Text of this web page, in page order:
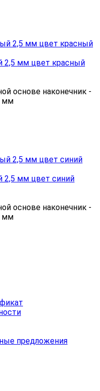
2,5 мм цвет красный
основе наконечник -
мм
2,5 мм цвет синий
основе наконечник -
мм
предложения